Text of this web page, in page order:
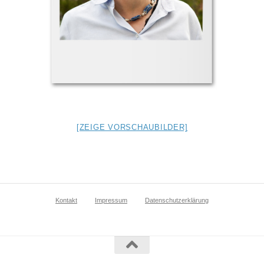
[ZEIGE VORSCHAUBILDER]
Kontakt Impressum Datenschutzerklärung